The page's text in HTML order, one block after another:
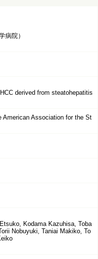
病院）
derived from steatohepatitis
American Association for the St
Kodama Kazuhisa, Toba
Nobuyuki, Taniai Makiko, To